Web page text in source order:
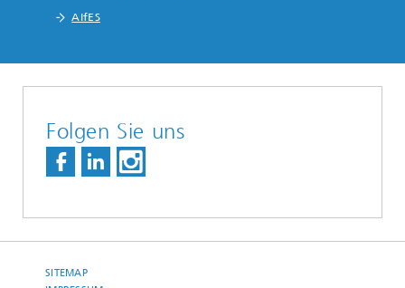
AIfES
Folgen Sie uns
SITEMAP